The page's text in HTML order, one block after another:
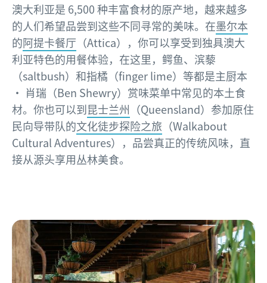
澳大利亚是 6,500 种丰富食材的原产地，越来越多
的人们希望品尝到这些不同寻常的美味。在墨尔本
的阿提卡餐厅 （Attica），你可以享受到独具澳大
利亚特色的用餐体验，在这里，鳄鱼、滨藜
（saltbush）和指橘（finger lime）等都是主厨本
· 肖瑞（Ben Shewry）赏味菜单中常见的本土食
材。你也可以到昆士兰州 （Queensland）参加原住
民向导带队的文化徒步探险之旅 （Walkabout
Cultural Adventures），品尝真正的传统风味，直
接从源头享用丛林美食。